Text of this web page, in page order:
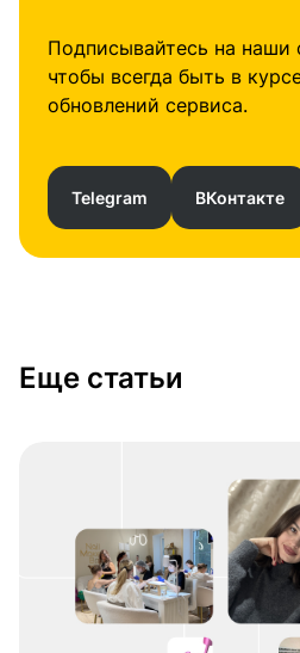
Подписывайтесь на наши
чтобы всегда быть в
обновлений сервиса.
Telegram ВКонтакте
Еще статьи